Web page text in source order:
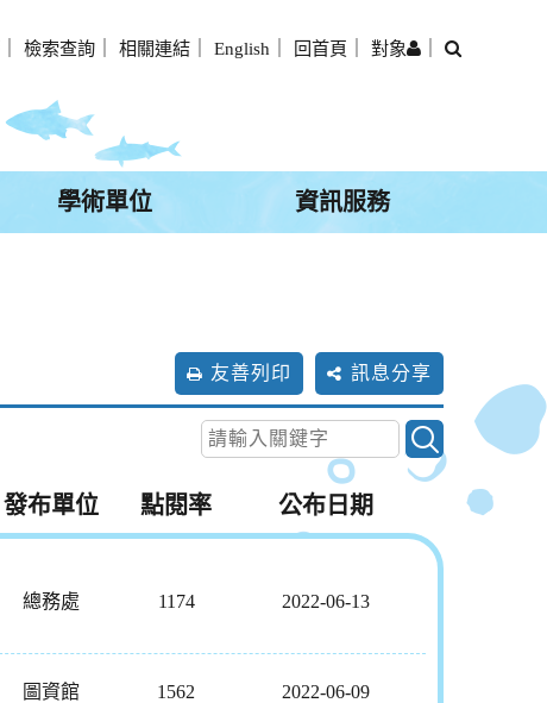
檢索查詢 相關連結 English 回首頁 對象
學術單位 資訊服務
友善列印 訊息分享
發布單位 點閱率 公布日期
總務處 1174 2022-06-13
圖資館 1562 2022-06-09